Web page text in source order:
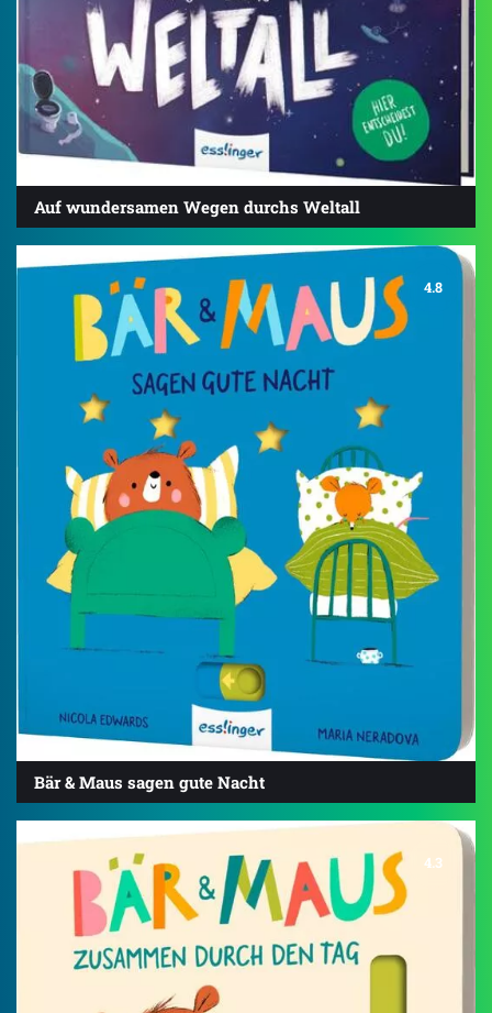
Auf wundersamen Wegen durchs Weltall
4.8
Bär & Maus sagen gute Nacht
4.3